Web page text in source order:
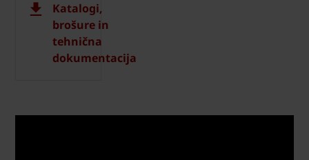
Katalogi,
brošure in
tehnična
dokumentacija